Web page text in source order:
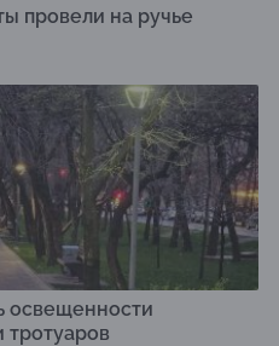
провели на ручье
освещенности